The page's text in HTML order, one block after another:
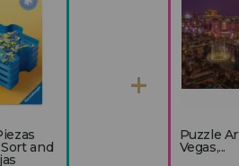
and
Puzzle
Vegas,...